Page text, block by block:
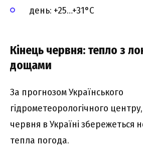
день: +25…+31°C
Кінець червня: тепло з
дощами
За прогнозом Українського
гідрометеорологічного
червня в Україні збережеться
тепла погода.